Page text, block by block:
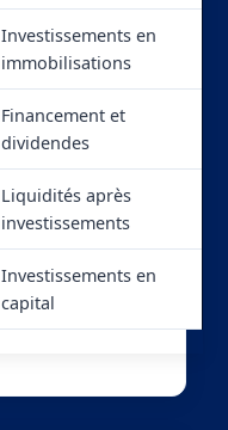
Investissements en
immobilisations
Financement et
dividendes
Liquidités après
investissements
Investissements en
capital